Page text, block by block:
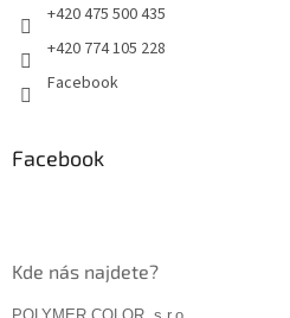
+420 475 500 435
+420 774 105 228
Facebook
Facebook
Kde nás najdete?